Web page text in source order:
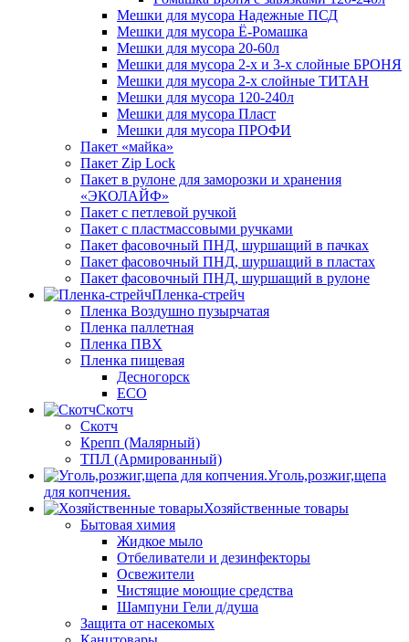
Мешки для мусора Надежные ПСД
Мешки для мусора Ё-Ромашка
Мешки для мусора 20-60л
Мешки для мусора 2-х и 3-х слойные БРОНЯ
Мешки для мусора 2-х слойные ТИТАН
Мешки для мусора 120-240л
Мешки для мусора Пласт
Мешки для мусора ПРОФИ
Пакет «майка»
Пакет Zip Lock
Пакет в рулоне для заморозки и хранения
«ЭКОЛАЙФ»
Пакет с петлевой ручкой
Пакет с пластмассовыми ручками
Пакет фасовочный ПНД, шуршащий в пачках
Пакет фасовочный ПНД, шуршащий в пластах
Пакет фасовочный ПНД, шуршащий в рулоне
Пленка-стрейч
Пленка Воздушно пузырчатая
Пленка паллетная
Пленка ПВХ
Пленка пищевая
Десногорск
ECO
Скотч
Скотч
Крепп (Малярный)
ТПЛ (Армированный)
Уголь,розжиг,щепа
для копчения.
Хозяйственные товары
Бытовая химия
Жидкое мыло
Отбеливатели и дезинфекторы
Освежители
Чистящие моющие средства
Шампуни Гели д/душа
Защита от насекомых